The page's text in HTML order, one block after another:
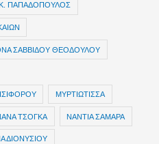
ΠΑΠΑΔΟΠΟΥΛΟΣ
ΣΑΒΒΙΔΟΥ ΘΕΟΔΟΥΛΟΥ
ΜΥΡΤΙΩΤΙΣΣΑ
ΤΣΟΓΚΑ ΝΑΝΤΙΑ ΣΑΜΑΡΑ
ΔΙΟΝΥΣΙΟΥ